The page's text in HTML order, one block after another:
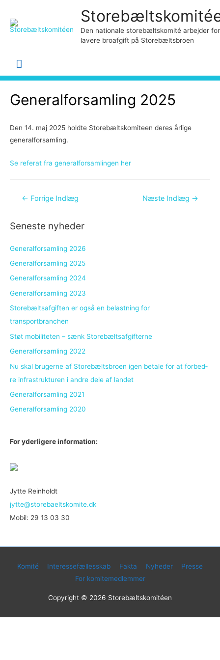
Den nationale storebæltskomité arbejder for
lavere broafgift på Storebæltsbroen
Hovedmenu
Generalforsamling 2025
Den 14. maj 2025 holdte Storebæltskomiteen deres årlige
generalforsamling.
Se referat fra generalforsamlingen her
Indlægsnavigation
← Forrige Indlæg Næste Indlæg →
Seneste nyheder
Generalforsamling 2026
Generalforsamling 2025
Generalforsamling 2024
Generalforsamling 2023
Storebæltsafgiften er også en belastning for
transportbranchen
Støt mobiliteten – sænk Storebæltsafgifterne
Generalforsamling 2022
Nu skal bru­ger­ne af Sto­re­bælts­bro­en igen be­ta­le for at for­bed­
re in­fra­struk­tu­ren i an­dre dele af lan­det
Generalforsamling 2021
Generalforsamling 2020
For yderligere information:
Jytte Reinholdt
jytte@storebaeltskomite.dk
Mobil: 29 13 03 30
Komité Interessefællesskab Fakta Nyheder
Presse
For komitemedlemmer
Copyright © 2026 Storebæltskomitéen